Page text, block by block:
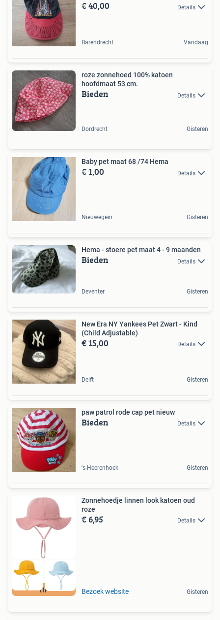
€ 40,00 Details
Barendrecht Vandaag
roze zonnehoed 100% katoen
hoofdmaat 53 cm.
Bieden Details
Dordrecht Gisteren
Baby pet maat 68 /74 Hema
€ 1,00 Details
Nieuwegein Gisteren
Hema - stoere pet maat 4 - 9 maanden
Bieden Details
Deventer Gisteren
New Era NY Yankees Pet Zwart - Kind
(Child Adjustable)
€ 15,00 Details
Delft Gisteren
paw patrol rode cap pet nieuw
Bieden Details
's-Heerenhoek Gisteren
TIP
Zonnehoedje linnen look katoen oud
roze
€ 6,95 Details
Bezoek website Gisteren